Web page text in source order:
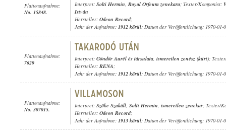
Plattenaufnahme:
No. 15848.
Interpret: Solti Hermin, Royal Orfeum zenekara; Texter/Komponist:
István
Hersteller: Odeon Record;
Jahr der Aufnahme: 1912 körül; Datum der Veröffentlichung: 1970-01-
Plattenaufnahme:
7620
Interpret: Göndör Aurél és társulata, ismeretlen zenész (kürt);
Hersteller: RENA;
Jahr der Aufnahme: 1912 körül; Datum der Veröffentlichung: 1970-01-
Plattenaufnahme:
No. 307015.
Interpret: Szőke Szakáll, Solti Hermin, ismeretlen zenekar; Texter/
Hersteller: Odeon Record;
Jahr der Aufnahme: 1913 körül; Datum der Veröffentlichung: 1970-01-